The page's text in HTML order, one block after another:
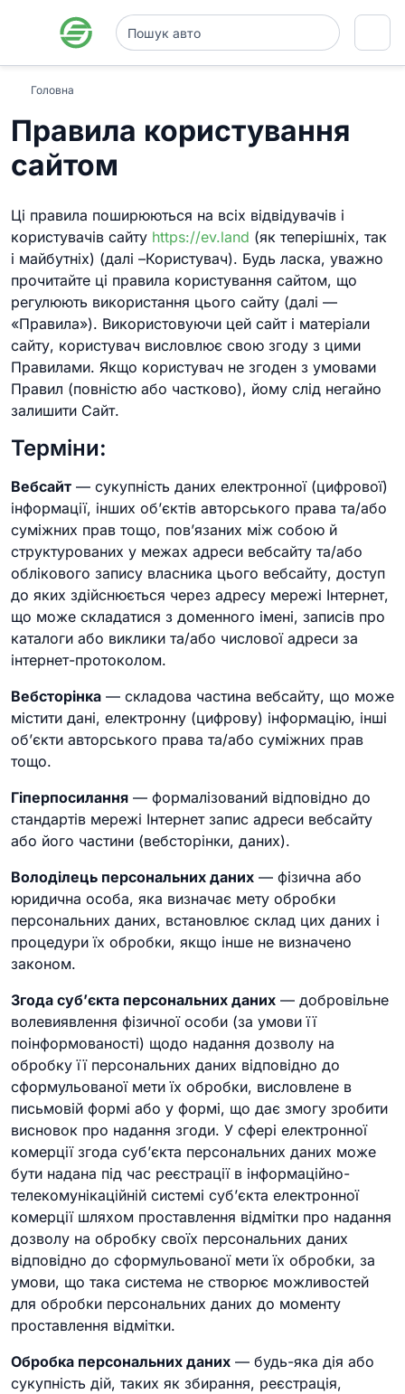
Головна
Правила користування
сайтом
Ці правила поширюються на всіх відвідувачів і
користувачів сайту https://ev.land (як теперішніх, так
і майбутніх) (далі –Користувач). Будь ласка, уважно
прочитайте ці правила користування сайтом, що
регулюють використання цього сайту (далі —
«Правила»). Використовуючи цей сайт і матеріали
сайту, користувач висловлює свою згоду з цими
Правилами. Якщо користувач не згоден з умовами
Правил (повністю або частково), йому слід негайно
залишити Сайт.
Терміни:
Вебсайт — сукупність даних електронної (цифрової)
інформації, інших об’єктів авторського права та/або
суміжних прав тощо, пов’язаних між собою й
структурованих у межах адреси вебсайту та/або
облікового запису власника цього вебсайту, доступ
до яких здійснюється через адресу мережі Інтернет,
що може складатися з доменного імені, записів про
каталоги або виклики та/або числової адреси за
інтернет-протоколом.
Вебсторінка — складова частина вебсайту, що може
містити дані, електронну (цифрову) інформацію, інші
об’єкти авторського права та/або суміжних прав
тощо.
Гіперпосилання — формалізований відповідно до
стандартів мережі Інтернет запис адреси вебсайту
або його частини (вебсторінки, даних).
Володілець персональних даних — фізична або
юридична особа, яка визначає мету обробки
персональних даних, встановлює склад цих даних і
процедури їх обробки, якщо інше не визначено
законом.
Згода суб’єкта персональних даних — добровільне
волевиявлення фізичної особи (за умови її
поінформованості) щодо надання дозволу на
обробку її персональних даних відповідно до
сформульованої мети їх обробки, висловлене в
письмовій формі або у формі, що дає змогу зробити
висновок про надання згоди. У сфері електронної
комерції згода суб’єкта персональних даних може
бути надана під час реєстрації в інформаційно-
телекомунікаційній системі суб’єкта електронної
комерції шляхом проставлення відмітки про надання
дозволу на обробку своїх персональних даних
відповідно до сформульованої мети їх обробки, за
умови, що така система не створює можливостей
для обробки персональних даних до моменту
проставлення відмітки.
Обробка персональних даних — будь-яка дія або
сукупність дій, таких як збирання, реєстрація,